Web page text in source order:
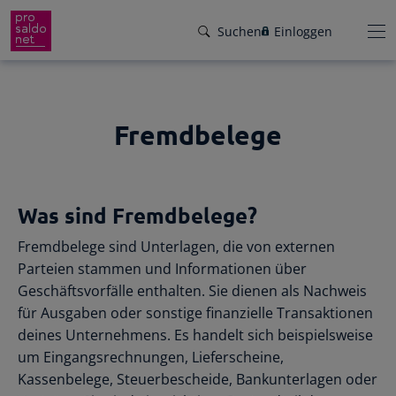
Von Buchungsbeispielen über HowTo-
Videos bis zu persönlichem Support per E-
Mail, Telefon oder Live-Chat.
Unser Hilfeangebot
Rechnungen schreiben
Rechnungen im Handumdrehen
Branchen
Service
Gründer-Paket
Rückenwind für den Weg in die
Selbstständigkeit: ProSaldo.net für
Für Steuerberater
Effiziente Zusammenarbeit
Facebook
Instagram
LinkedIn
YouTube
Suchen Einloggen
Fremdbelege
Was sind Fremdbelege?
Fremdbelege sind Unterlagen, die von externen
Parteien stammen und Informationen über
Geschäftsvorfälle enthalten. Sie dienen als Nachweis
für Ausgaben oder sonstige finanzielle Transaktionen
deines Unternehmens. Es handelt sich beispielsweise
um Eingangsrechnungen, Lieferscheine,
Kassenbelege, Steuerbescheide, Bankunterlagen oder